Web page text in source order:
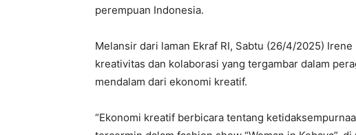
perempuan Indonesia.
Melansir dari laman Ekraf RI, Sabtu (26/4/2025)
kreativitas dan kolaborasi yang tergambar dalam
mendalam dari ekonomi kreatif.
“Ekonomi kreatif berbicara tentang